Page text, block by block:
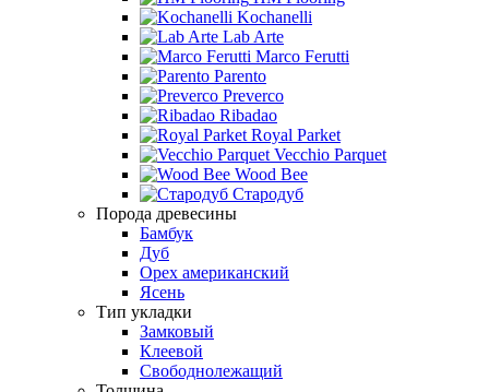
Kochanelli
Lab Arte
Marco Ferutti
Parento
Preverco
Ribadao
Royal Parket
Vecchio Parquet
Wood Bee
Стародуб
Порода древесины
Бамбук
Дуб
Орех американский
Ясень
Тип укладки
Замковый
Клеевой
Свободнолежащий